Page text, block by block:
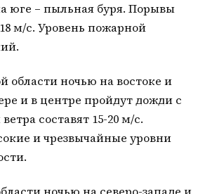
юге – пыльная буря. Порывы
м/с. Уровень пожарной
области ночью на востоке и
и в центре пройдут дожди с
составят 15-20 м/с.
и чрезвычайные уровни